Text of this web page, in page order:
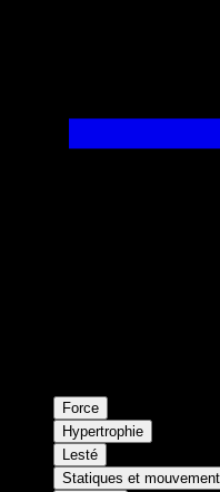
Force
Hypertrophie
Lesté
Statiques et